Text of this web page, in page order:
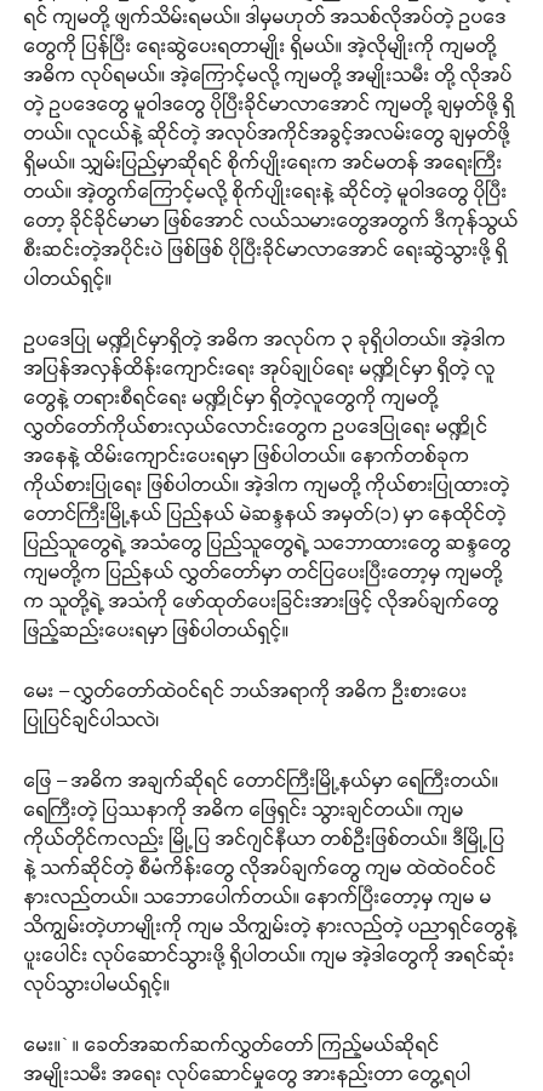
ရင် ကျမတို့ ဖျက်သိမ်းရမယ်။ ဒါမှမဟုတ် အသစ်လိုအပ်တဲ့ ဥပဒေ
တွေကို ပြန်ပြီး ရေးဆွဲပေးရတာမျိုး ရှိမယ်။ အဲ့လိုမျိုးကို ကျမတို့
အဓိက လုပ်ရမယ်။ အဲ့ကြောင့်မလို့ ကျမတို့ အမျိုးသမီး တို့ လိုအပ်
တဲ့ ဥပဒေတွေ မူဝါဒတွေ ပိုပြီးခိုင်မာလာအောင် ကျမတို့ ချမှတ်ဖို့ ရှိ
တယ်။ လူငယ်နဲ့ ဆိုင်တဲ့ အလုပ်အကိုင်အခွင့်အလမ်းတွေ ချမှတ်ဖို့
ရှိမယ်။ သျှမ်းပြည်မှာဆိုရင် စိုက်ပျိုးရေးက အင်မတန် အရေးကြီး
တယ်။ အဲ့တွက်ကြောင့်မလို့ စိုက်ပျိုးရေးနဲ့ ဆိုင်တဲ့ မူဝါဒတွေ ပိုပြီး
တော့ ခိုင်ခိုင်မာမာ ဖြစ်အောင် လယ်သမားတွေအတွက် ဒီကုန်သွယ်
စီးဆင်းတဲ့အပိုင်းပဲ ဖြစ်ဖြစ် ပိုပြီးခိုင်မာလာအောင် ရေးဆွဲသွားဖို့ ရှိ
ပါတယ်ရှင့်။
ဥပဒေပြု မဏ္ဍိုင်မှာရှိတဲ့ အဓိက အလုပ်က ၃ ခုရှိပါတယ်။ အဲ့ဒါက
အပြန်အလှန်ထိန်းကျောင်းရေး အုပ်ချုပ်ရေး မဏ္ဍိုင်မှာ ရှိတဲ့ လူ
တွေနဲ့ တရားစီရင်ရေး မဏ္ဍိုင်မှာ ရှိတဲ့လူတွေကို ကျမတို့
လွှတ်တော်ကိုယ်စားလှယ်လောင်းတွေက ဥပဒေပြုရေး မဏ္ဍိုင်
အနေနဲ့ ထိမ်းကျောင်းပေးရမှာ ဖြစ်ပါတယ်။ နောက်တစ်ခုက
ကိုယ်စားပြုရေး ဖြစ်ပါတယ်။ အဲ့ဒါက ကျမတို့ ကိုယ်စားပြုထားတဲ့
တောင်ကြီးမြို့နယ် ပြည်နယ် မဲဆန္ဒနယ် အမှတ်(၁) မှာ နေထိုင်တဲ့
ပြည်သူတွေရဲ့ အသံတွေ ပြည်သူတွေရဲ့ သဘောထားတွေ ဆန္ဒတွေ
ကျမတို့က ပြည်နယ် လွှတ်တော်မှာ တင်ပြပေးပြီးတော့မှ ကျမတို့
က သူတို့ရဲ့ အသံကို ဖော်ထုတ်ပေးခြင်းအားဖြင့် လိုအပ်ချက်တွေ
ဖြည့်ဆည်းပေးရမှာ ဖြစ်ပါတယ်ရှင့်။
မေး – လွှတ်တော်ထဲဝင်ရင် ဘယ်အရာကို အဓိက ဦးစားပေး
ပြုပြင်ချင်ပါသလဲ၊
ဖြေ – အဓိက အချက်ဆိုရင် တောင်ကြီးမြို့နယ်မှာ ရေကြီးတယ်။
ရေကြီးတဲ့ ပြဿနာကို အဓိက ဖြေရှင်း သွားချင်တယ်။ ကျမ
ကိုယ်တိုင်ကလည်း မြို့ပြ အင်ဂျင်နီယာ တစ်ဦးဖြစ်တယ်။ ဒီမြို့ပြ
နဲ့ သက်ဆိုင်တဲ့ စီမံကိန်းတွေ လိုအပ်ချက်တွေ ကျမ ထဲထဲဝင်ဝင်
နားလည်တယ်။ သဘောပေါက်တယ်။ နောက်ပြီးတော့မှ ကျမ မ
သိကျွမ်းတဲ့ဟာမျိုးကို ကျမ သိကျွမ်းတဲ့ နားလည်တဲ့ ပညာရှင်တွေနဲ့
ပူးပေါင်း လုပ်ဆောင်သွားဖို့ ရှိပါတယ်။ ကျမ အဲ့ဒါတွေကို အရင်ဆုံး
လုပ်သွားပါမယ်ရှင့်။
မေး။` ။ ခေတ်အဆက်ဆက်လွှတ်တော် ကြည့်မယ်ဆိုရင်
အမျိုးသမီး အရေး လုပ်ဆောင်မှုတွေ အားနည်းတာ တွေ့ရပါ